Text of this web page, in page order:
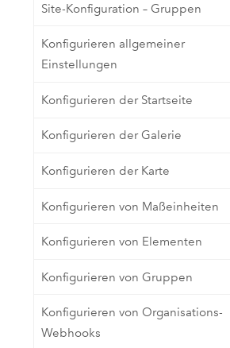
Site-Konfiguration – Gruppen
Konfigurieren allgemeiner
Einstellungen
Konfigurieren der Startseite
Konfigurieren der Galerie
Konfigurieren der Karte
Konfigurieren von Maßeinheiten
Konfigurieren von Elementen
Konfigurieren von Gruppen
Konfigurieren von Organisations-
Webhooks